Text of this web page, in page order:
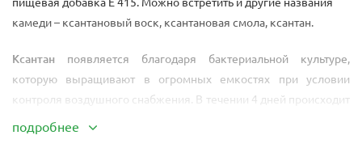
камеди – ксантановый воск, ксантановая смола, ксантан.
Ксантан появляется благодаря бактериальной культуре,
которую выращивают в огромных емкостях при условии
контроля воздушного снабжения. В течении 4 дней происходит
ферментация, после чего полимер извлекают добавлением
изопропил алкоголя, просушивают и перемалывают до
подробнее